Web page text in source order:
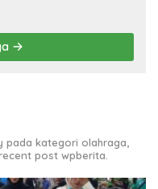
pada kategori olahraga,
post wpberita.